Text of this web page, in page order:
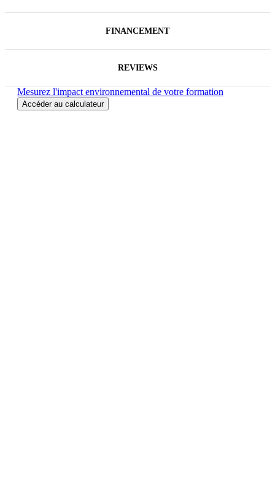
FINANCEMENT
REVIEWS
Mesurez l'impact environnemental de votre formation
Accéder au calculateur